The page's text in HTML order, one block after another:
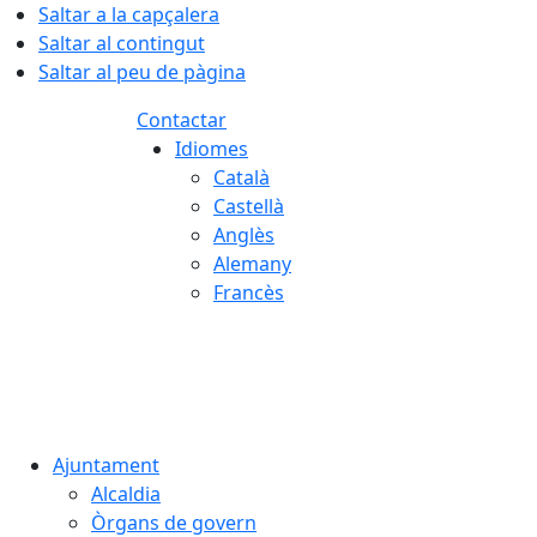
Saltar a la capçalera
Saltar al contingut
Saltar al peu de pàgina
Contactar
Idiomes
Català
Castellà
Anglès
Alemany
Francès
Ajuntament
Alcaldia
Òrgans de govern